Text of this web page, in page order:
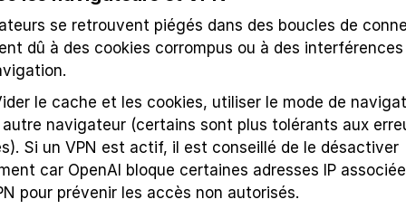
se retrouvent piégés dans des boucles de
dû à des cookies corrompus ou à des
le cache et les cookies, utiliser le mode de
navigateur (certains sont plus tolérants aux
Si un VPN est actif, il est conseillé de le désactiver
car OpenAI bloque certaines adresses IP
pour prévenir les accès non autorisés.